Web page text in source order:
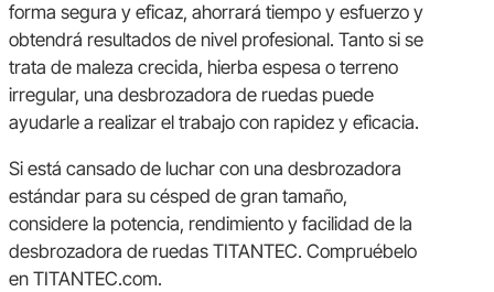
forma segura y eficaz, ahorrará tiempo y esfuerzo y
obtendrá resultados de nivel profesional. Tanto si se
trata de maleza crecida, hierba espesa o terreno
irregular, una desbrozadora de ruedas puede
ayudarle a realizar el trabajo con rapidez y eficacia.
Si está cansado de luchar con una desbrozadora
estándar para su césped de gran tamaño,
considere la potencia, rendimiento y facilidad de la
desbrozadora de ruedas TITANTEC. Compruébelo
en TITANTEC.com.